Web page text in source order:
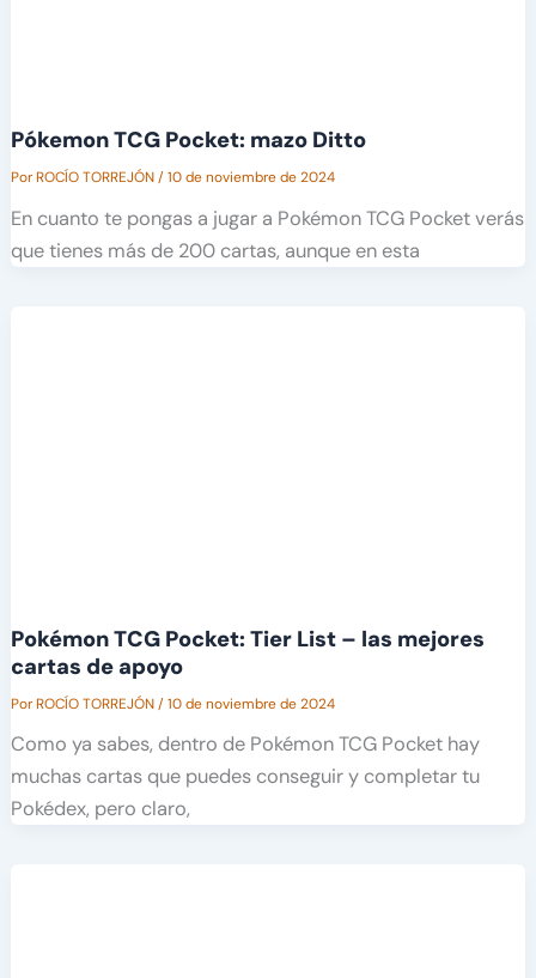
Pókemon TCG Pocket: mazo Ditto
PorROCÍO TORREJÓN/10 de noviembre de 2024
En cuanto te pongas a jugar a Pokémon TCG Pocket verás
que tienes más de 200 cartas, aunque en esta
Pokémon TCG Pocket: Tier List – las mejores
cartas de apoyo
PorROCÍO TORREJÓN/10 de noviembre de 2024
Como ya sabes, dentro de Pokémon TCG Pocket hay
muchas cartas que puedes conseguir y completar tu
Pokédex, pero claro,